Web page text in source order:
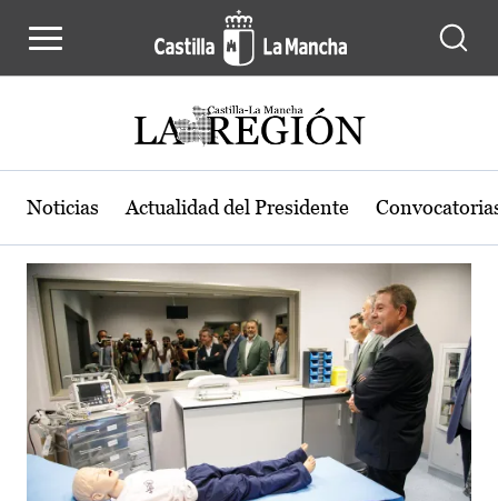
Actualidad de la región de Castilla-
Noticias Actualidad del Presidente